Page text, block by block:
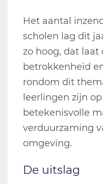
Het aantal
scholen lag dit
zo hoog, dat laat
betrokkenheid
rondom dit
leerlingen zijn
betekenisvolle
verduurzaming
omgeving.
De uitslag